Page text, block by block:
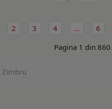
2 3 4 ... 6
Pagina 1 din 860
Zimbru